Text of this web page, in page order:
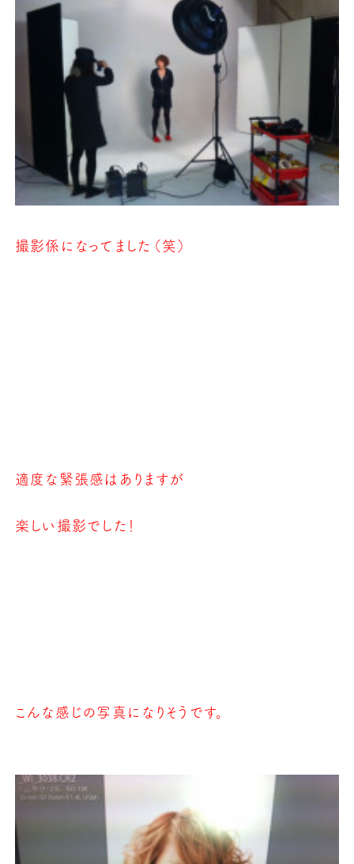
撮影係になってました（笑）
適度な緊張感はありますが
楽しい撮影でした！
こんな感じの写真になりそうです。